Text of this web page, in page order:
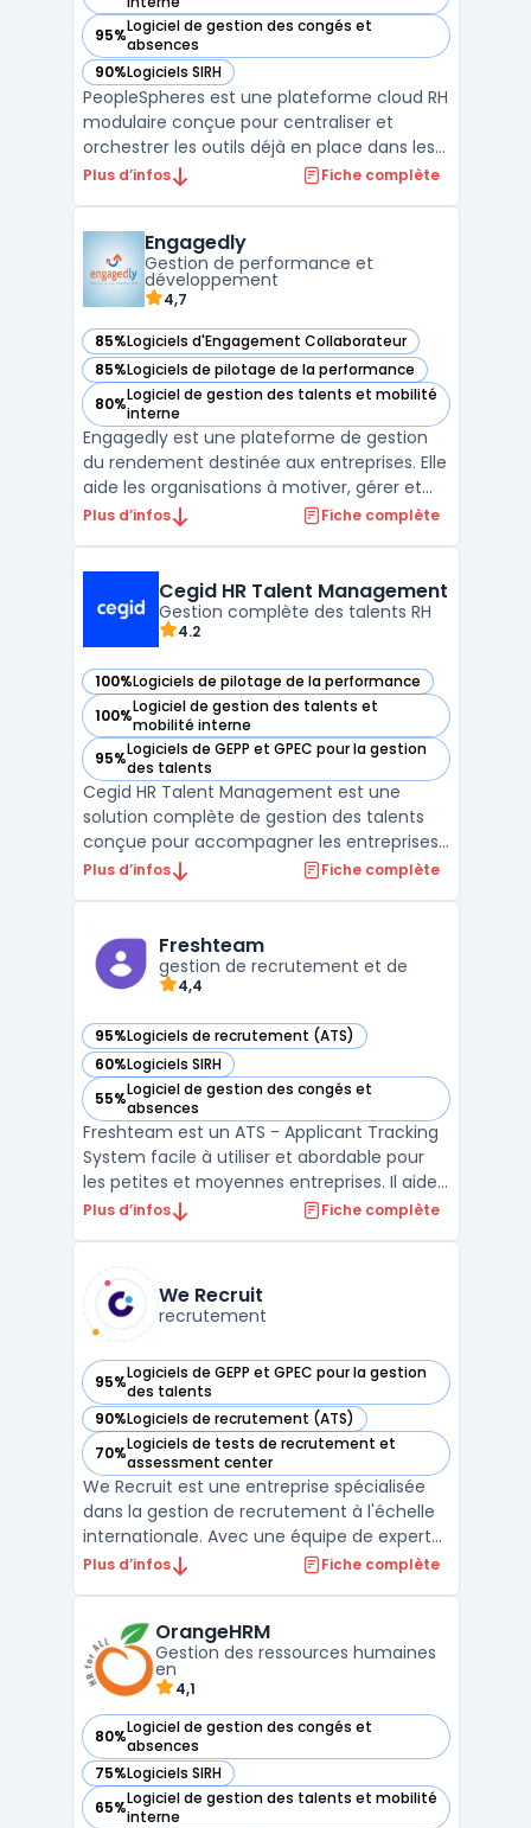
95%Logiciel de gestion des congés et
absences
— voir PeopleSpheres dans cette catégorie
90%Logiciels SIRH
— voir PeopleSpheres dans cette catégorie
PeopleSpheres est une plateforme cloud RH
modulaire conçue pour centraliser et
orchestrer les outils déjà en place dans les
entreprises, sans imposer le remplacement
gestion de la diversité des solutions intern ...
Plus d’infos Fiche complète
Engagedly
Gestion de performance et
développement
4,7
85%Logiciels d'Engagement Collaborateur
— voir Engagedly dans cette catégorie
85%Logiciels de pilotage de la performance
— voir Engagedly dans cette catégorie
80%Logiciel de gestion des talents et mobilité
interne
— voir Engagedly dans cette catégorie
Engagedly est une plateforme de gestion
du rendement destinée aux entreprises. Elle
aide les organisations à motiver, gérer et
développer leur personnel grâce à un
que l'entesure de la rétroaction en temps
réel, l ...
Plus d’infos Fiche complète
Cegid HR Talent Management
Gestion complète des talents RH
4.2
100%Logiciels de pilotage de la performance
— voir Cegid HR Talent Management dans cette catégorie
100%Logiciel de gestion des talents et
mobilité interne
— voir Cegid HR Talent Management dans cette catégorie
95%Logiciels de GEPP et GPEC pour la gestion
des talents
— voir Cegid HR Talent Management dans cette catégorie
Cegid HR Talent Management est une
solution complète de gestion des talents
conçue pour accompagner les entreprises
dans leur transformation RH. Le logiciel
gestion des compétences, en passant par
l'évaluation des perfo ...
Plus d’infos Fiche complète
Freshteam
gestion de recrutement et de
4,4
95%Logiciels de recrutement (ATS)
— voir Freshteam dans cette catégorie
60%Logiciels SIRH
— voir Freshteam dans cette catégorie
55%Logiciel de gestion des congés et
absences
— voir Freshteam dans cette catégorie
Freshteam est un ATS - Applicant Tracking
System facile à utiliser et abordable pour
les petites et moyennes entreprises. Il aide
les entreprises à gérer leur processus de
des candidats. Avec Freshteam, vous
pouvez créer d ...
Plus d’infos Fiche complète
We Recruit
recrutement
95%Logiciels de GEPP et GPEC pour la gestion
des talents
— voir We Recruit dans cette catégorie
90%Logiciels de recrutement (ATS)
— voir We Recruit dans cette catégorie
70%Logiciels de tests de recrutement et
assessment center
— voir We Recruit dans cette catégorie
We Recruit est une entreprise spécialisée
dans la gestion de recrutement à l'échelle
internationale. Avec une équipe de experts
SEO et un vaste éventail de services, We
vacants. Que ce soit pour le recrutement
de ca ...
Plus d’infos Fiche complète
OrangeHRM
Gestion des ressources humaines
en
4,1
80%Logiciel de gestion des congés et
absences
— voir OrangeHRM dans cette catégorie
75%Logiciels SIRH
— voir OrangeHRM dans cette catégorie
65%Logiciel de gestion des talents et mobilité
interne
— voir OrangeHRM dans cette catégorie